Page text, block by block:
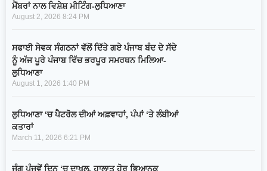
ਮੈਂਬਰਾਂ ਨਾਲ ਵਿਸ਼ੇਸ਼ ਮੀਟਿੰਗ-ਲੁਧਿਆਣਾ
August 2, 2026 8:24 PM
ਸਫਾਈ ਸੇਵਕ ਸੰਗਠਨਾਂ ਵੱਲੋਂ ਦਿੱਤੇ ਗਏ ਪੰਜਾਬ ਬੰਦ ਦੇ ਸੱਦੇ
ਨੂੰ ਅੱਜ ਪੂਰੇ ਪੰਜਾਬ ਵਿੱਚ ਭਰਪੂਰ ਸਮਰਥਨ ਮਿਲਿਆ-
ਲੁਧਿਆਣਾ
August 1, 2026 1:40 PM
ਲੁਧਿਆਣਾ ‘ਚ ਪੈਟਰੋਲ ਦੀਆਂ ਅਫ਼ਵਾਹਾਂ, ਪੰਪਾਂ ‘ਤੇ ਲੰਬੀਆਂ
ਕਤਾਰਾਂ
March 11, 2026 6:21 PM
ਜੰਗ ਪੰਜਵੇਂ ਦਿਨ ‘ਚ ਦਾਖਲ, ਹਾਲਾਤ ਹੋਰ ਭਿਆਨਕ